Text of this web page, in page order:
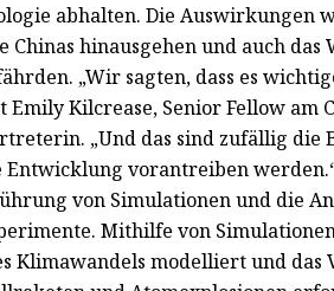
abhalten. Die
Chinas hinausgehen und auch
„Wir sagten, dass es
Emily Kilcrease, Senior Fellow
„Und das sind zufällig
vorantreiben
von Simulationen und die
Mithilfe von
Klimawandels modelliert und